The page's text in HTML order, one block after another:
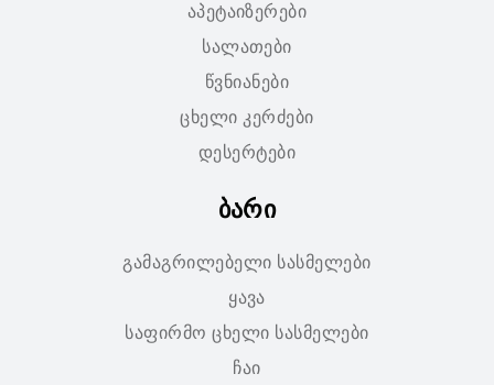
აპეტაიზერები
სალათები
წვნიანები
ცხელი კერძები
დესერტები
ბარი
გამაგრილებელი სასმელები
ყავა
საფირმო ცხელი სასმელები
ჩაი